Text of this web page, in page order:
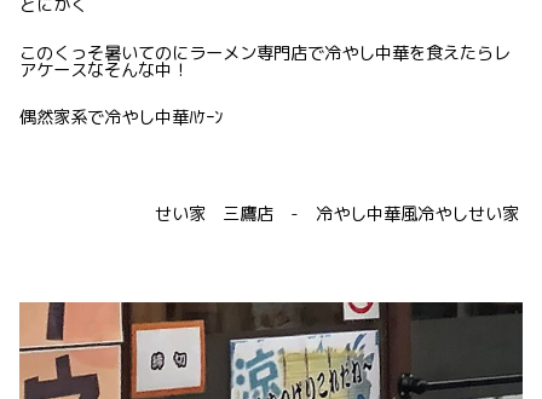
このくっそ暑いてのにラーメン専門店で冷やし中華を食えたらレ
アケースなそんな中！
偶然家系で冷やし中華ﾊｹｰﾝ
せい家 三鷹店 - 冷やし中華風冷やしせい家